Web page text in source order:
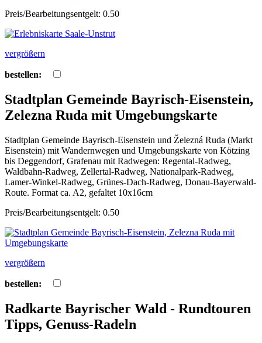
Preis/Bearbeitungsentgelt: 0.50
vergrößern
bestellen:
Stadtplan Gemeinde Bayrisch-Eisenstein,
Zelezna Ruda mit Umgebungskarte
Stadtplan Gemeinde Bayrisch-Eisenstein und Železná Ruda (Markt
Eisenstein) mit Wandernwegen und Umgebungskarte von Kötzing
bis Deggendorf, Grafenau mit Radwegen: Regental-Radweg,
Waldbahn-Radweg, Zellertal-Radweg, Nationalpark-Radweg,
Lamer-Winkel-Radweg, Grünes-Dach-Radweg, Donau-Bayerwald-
Route. Format ca. A2, gefaltet 10x16cm
Preis/Bearbeitungsentgelt: 0.50
vergrößern
bestellen:
Radkarte Bayrischer Wald - Rundtouren
Tipps, Genuss-Radeln